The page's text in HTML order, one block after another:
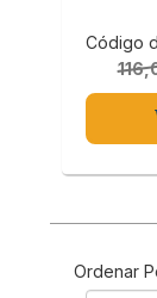
Código de
Ordenar